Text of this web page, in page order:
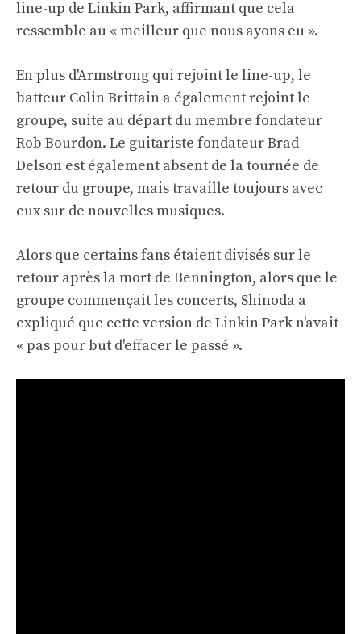
line-up de Linkin Park, affirmant que cela
ressemble au « meilleur que nous ayons eu ».
En plus d'Armstrong qui rejoint le line-up, le
batteur Colin Brittain a également rejoint le
groupe, suite au départ du membre fondateur
Rob Bourdon. Le guitariste fondateur Brad
Delson est également absent de la tournée de
retour du groupe, mais travaille toujours avec
eux sur de nouvelles musiques.
Alors que certains fans étaient divisés sur le
retour après la mort de Bennington, alors que le
groupe commençait les concerts, Shinoda a
expliqué que cette version de Linkin Park n'avait
« pas pour but d'effacer le passé ».